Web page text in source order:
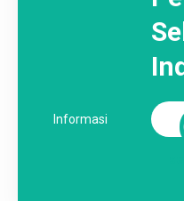
Informasi